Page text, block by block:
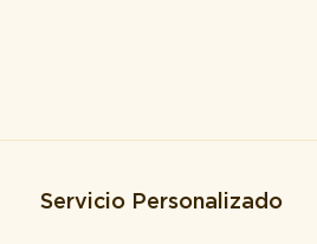
Servicio Personalizado